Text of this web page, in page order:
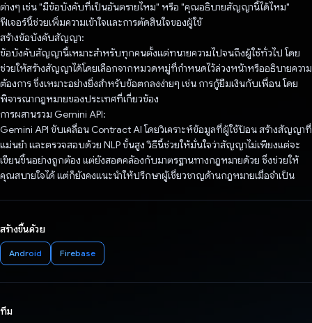
ต่างๆ เช่น "มีข้อบังคับที่เป็นอันตรายไหม" หรือ "คุณอธิบายสัญญานี้ได้ไหม"
ฟีเจอร์นี้ช่วยเพิ่มความเข้าใจและการตัดสินใจของผู้ใช้
สร้างข้อบังคับสัญญา:
ข้อบังคับสัญญานี้เหมาะสำหรับทุกคนตั้งแต่ทนายความไปจนถึงผู้ใช้ทั่วไป โดย
ช่วยให้สร้างสัญญาได้โดยเลือกจากหมวดหมู่ที่กำหนดไว้ล่วงหน้าหรืออธิบายความ
ต้องการ ซึ่งเหมาะอย่างยิ่งสําหรับข้อตกลงง่ายๆ เช่น การกู้ยืมเงินกับเพื่อน โดย
พิจารณากฎหมายของประเทศที่เกี่ยวข้อง
การผสานรวม Gemini API:
Gemini API ขับเคลื่อน Contract AI โดยวิเคราะห์ข้อมูลที่ผู้ใช้ป้อน สร้างสัญญาที่
แม่นยํา และตรวจสอบด้วย NLP ขั้นสูง วิธีนี้ช่วยให้มั่นใจว่าสัญญาไม่เพียงแต่จะ
เขียนขึ้นอย่างถูกต้อง แต่ยังสอดคล้องกับมาตรฐานทางกฎหมายด้วย ซึ่งช่วยให้
คุณสบายใจได้ แต่ก็ยังคงแนะนำให้ปรึกษาผู้เชี่ยวชาญด้านกฎหมายเมื่อจำเป็น
สร้างขึ้นด้วย
Android Firebase
ทีม